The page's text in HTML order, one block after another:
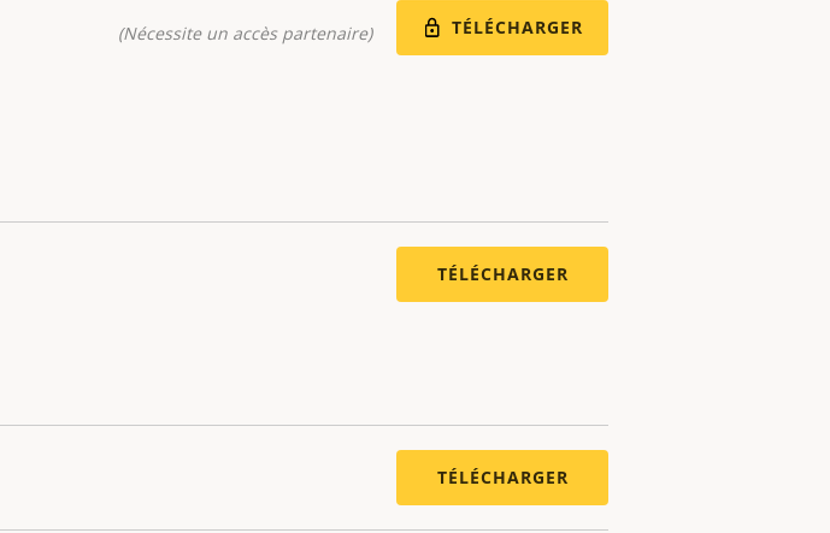
(Nécessite un accès partenaire) TÉLÉCHARGER
TÉLÉCHARGER
TÉLÉCHARGER